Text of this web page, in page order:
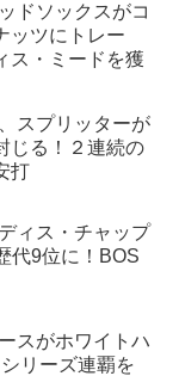
ドソックスがコ
ッツにトレー
ス・ミードを獲
スプリッターが
じる！２連続の
打
ィス・チャップ
代9位に！BOS
スがホワイトハ
リーズ連覇を